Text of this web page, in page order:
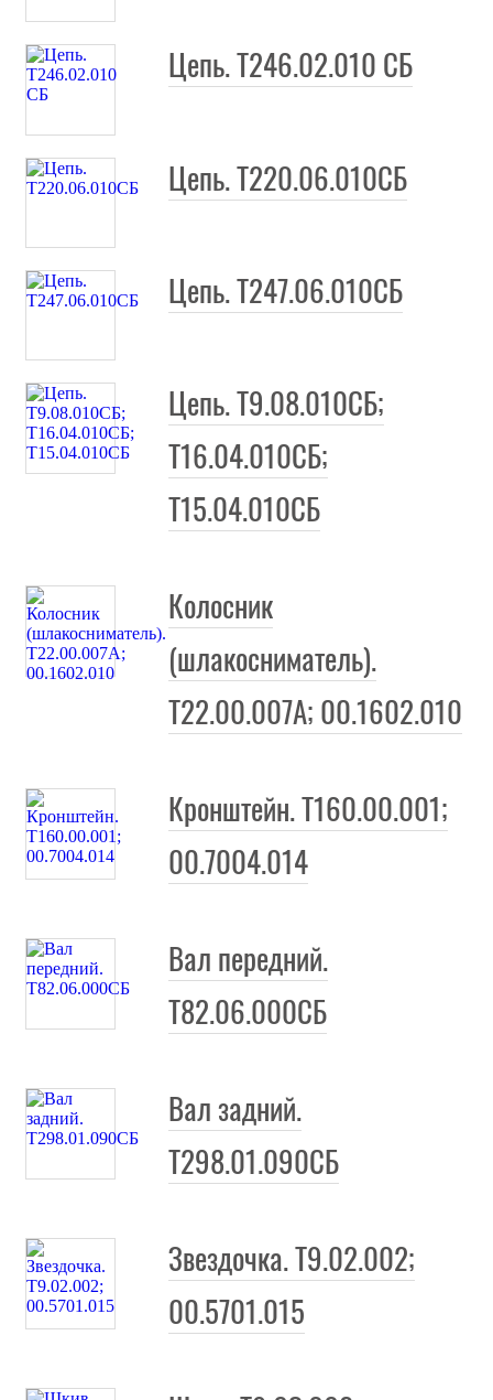
Цепь. Т246.02.010 СБ
Цепь. Т220.06.010СБ
Цепь. Т247.06.010СБ
Цепь. Т9.08.010СБ;
Т16.04.010СБ;
Т15.04.010СБ
Колосник
(шлакосниматель).
Т22.00.007А; 00.1602.010
Кронштейн. Т160.00.001;
00.7004.014
Вал передний.
Т82.06.000СБ
Вал задний.
Т298.01.090СБ
Звездочка. Т9.02.002;
00.5701.015